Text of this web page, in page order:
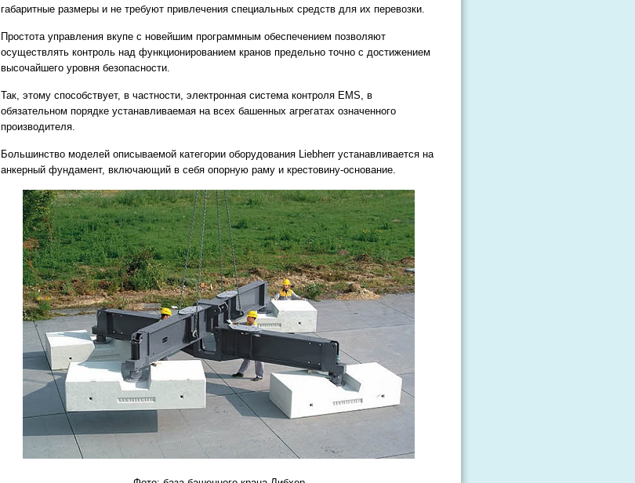
габаритные размеры и не требуют привлечения специальных средств для их перевозки.
Простота управления вкупе с новейшим программным обеспечением позволяют
осуществлять контроль над функционированием кранов предельно точно с достижением
высочайшего уровня безопасности.
Так, этому способствует, в частности, электронная система контроля EMS, в
обязательном порядке устанавливаемая на всех башенных агрегатах означенного
производителя.
Большинство моделей описываемой категории оборудования Liebherr устанавливается на
анкерный фундамент, включающий в себя опорную раму и крестовину-основание.